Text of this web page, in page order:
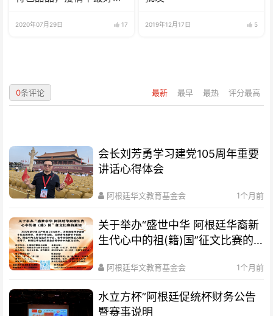
2020年07月29日 17 2019年12月17日 5
最新 最早 最热 评分最高
0条评论
会长刘芳勇学习建党105周年重要
讲话心得体会
阿根廷华文教育基金会 1个月前
关于举办“盛世中华 阿根廷华裔新
生代心中的祖(籍)国”征文比赛的
阿根廷华文教育基金会 1个月前
水立方杯”阿根廷促统杯财务公告
暨赛事说明